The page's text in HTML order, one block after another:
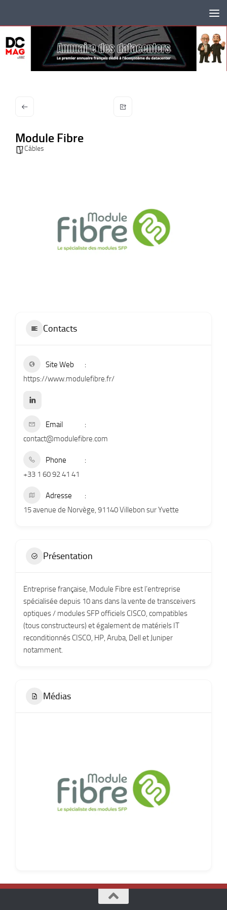
Module Fibre
Câbles
Contacts
Site Web
https://www.modulefibre.fr/
Email
contact@modulefibre.com
Phone
+33 1 60 92 41 41
Adresse
15 avenue de Norvège, 91140 Villebon sur Yvette
Présentation
Entreprise française, Module Fibre est l’entreprise
spécialisée depuis 10 ans dans la vente de transceivers
optiques / modules SFP officiels CISCO, compatibles
(tous constructeurs) et également de matériels IT
reconditionnés CISCO, HP, Aruba, Dell et Juniper
notamment.
Médias